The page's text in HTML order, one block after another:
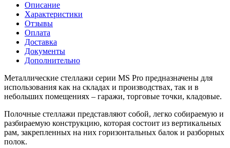
Описание
Характеристики
Отзывы
Оплата
Доставка
Документы
Дополнительно
Металлические стеллажи серии MS Pro предназначены для
использования как на складах и производствах, так и в
небольших помещениях – гаражи, торговые точки, кладовые.
Полочные стеллажи представляют собой, легко собираемую и
разбираемую конструкцию, которая состоит из вертикальных
рам, закрепленных на них горизонтальных балок и разборных
полок.